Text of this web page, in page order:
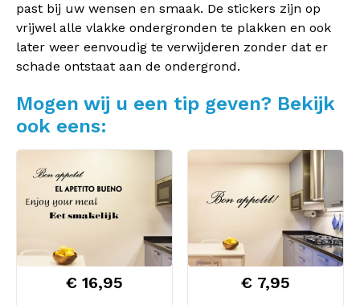
past bij uw wensen en smaak. De stickers zijn op
vrijwel alle vlakke ondergronden te plakken en ook
later weer eenvoudig te verwijderen zonder dat er
schade ontstaat aan de ondergrond.
Mogen wij u een tip geven? Bekijk
ook eens:
€ 16,95 € 7,95